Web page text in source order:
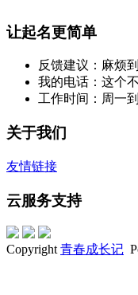
让起名更简单
反馈建议：麻烦
我的电话：这个
工作时间：周一
关于我们
友情链接
云服务支持
Copyright 青春成长记